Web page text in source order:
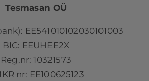
Tesmasan OÜ
EE541010102030101003
BIC: EEUHEE2X
Reg.nr: 10321573
nr: EE100625123